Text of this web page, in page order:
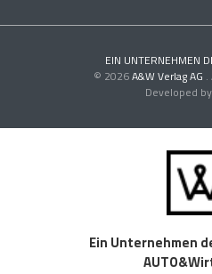
EIN UNTERNEHMEN
© 2026A&W Verlag AG .
Developed by
Ein Unternehmen